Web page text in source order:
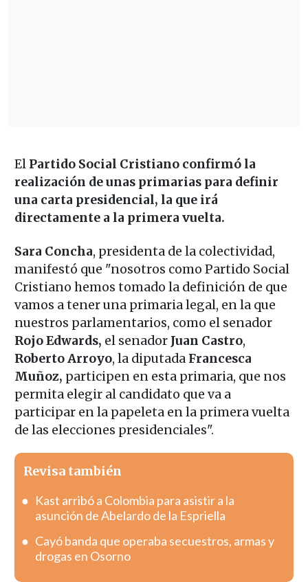
El Partido Social Cristiano confirmó la
realización de unas primarias para definir
una carta presidencial, la que irá
directamente a la primera vuelta.
Sara Concha, presidenta de la colectividad,
manifestó que "nosotros como Partido Social
Cristiano hemos tomado la definición de que
vamos a tener una primaria legal, en la que
nuestros parlamentarios, como el senador
Rojo Edwards, el senadorJuan Castro,
Roberto Arroyo, la diputada Francesca
Muñoz, participen en esta primaria, que nos
permita elegir al candidato que va a
participar en la papeleta en la primera vuelta
de las elecciones presidenciales".
Revisa también
Kast arribó a Colombia para asistir a la
asunción de Abelardo de la Espriella
Cayó banda que operaba secuestros, armas y
drogas en Osorno